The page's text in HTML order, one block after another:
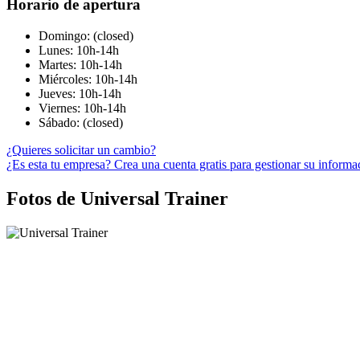
Horario de apertura
Domingo: (closed)
Lunes: 10h-14h
Martes: 10h-14h
Miércoles: 10h-14h
Jueves: 10h-14h
Viernes: 10h-14h
Sábado: (closed)
¿Quieres solicitar un cambio?
¿Es esta tu empresa? Crea una cuenta gratis para gestionar su
Fotos de Universal Trainer